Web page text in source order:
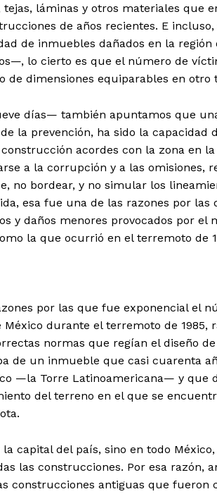
láminas y otros materiales que
de años recientes. E
de inmuebles dañados en la
lo cierto es que el número de
dimensiones equiparables en otro
días— también apuntamos que
la prevención, ha sido la capacidad
acordes con la zona en
a la corrupción y a las omisiones,
no bordear, y no simular los
esa fue una de las razones por las
y daños menores provocados por el
la que ocurrió en el terremoto de
por las que fue exponencial el
durante el terremoto de 1985,
normas que regían el diseño
de un inmueble que casi cuarenta
—la Torre Latinoamericana— y que
del terreno en el que se
capital del país, sino en todo
las construcciones. Por esa razón,
construcciones antiguas que fueron